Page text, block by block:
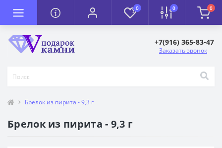
0 0 0
+7(916) 365-83-47
Заказать звонок
Брелок из пирита - 9,3 г
Брелок из пирита - 9,3 г